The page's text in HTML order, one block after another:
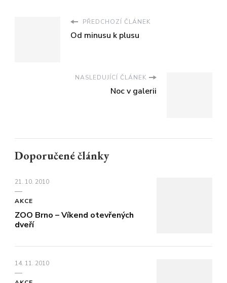
PŘEDCHOZÍ ČLÁNEK
Od minusu k plusu
NASLEDUJÍCÍ ČLÁNEK
Noc v galerii
Doporučené články
21. 10. 2010
AKCE
ZOO Brno – Víkend otevřených
dveří
14. 11. 2010